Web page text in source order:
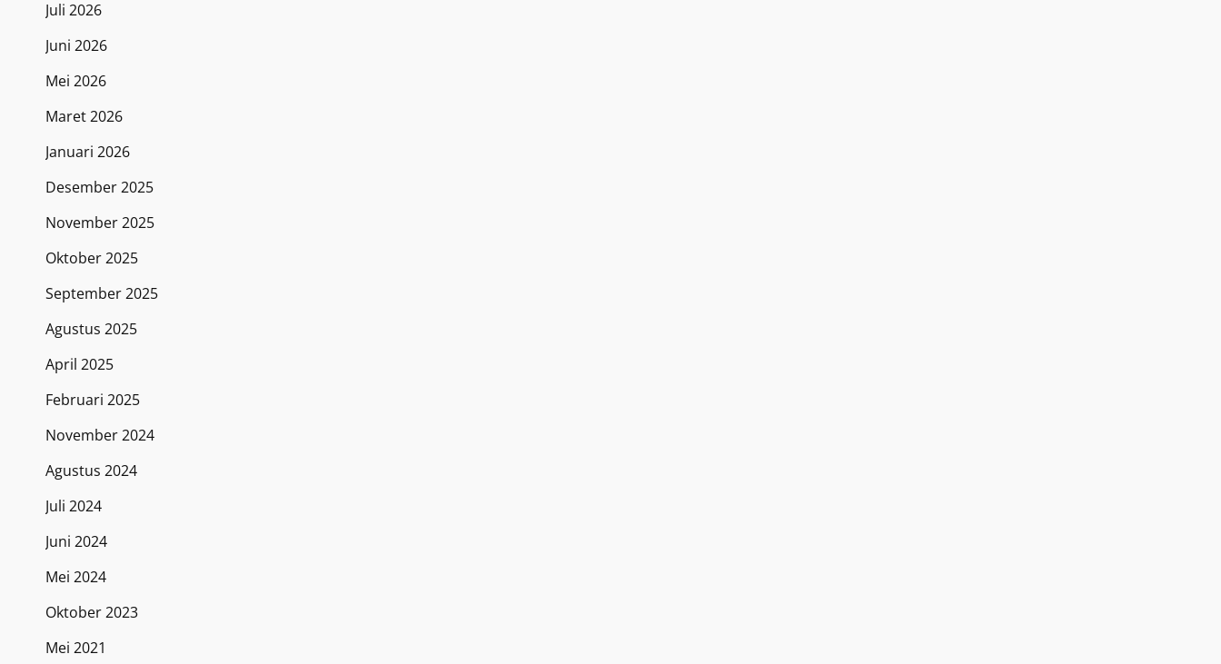
Juli 2026
Juni 2026
Mei 2026
Maret 2026
Januari 2026
Desember 2025
November 2025
Oktober 2025
September 2025
Agustus 2025
April 2025
Februari 2025
November 2024
Agustus 2024
Juli 2024
Juni 2024
Mei 2024
Oktober 2023
Mei 2021